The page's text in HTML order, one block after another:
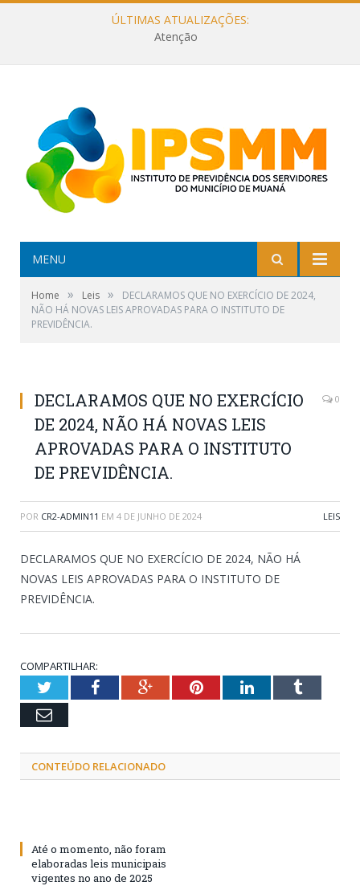
ÚLTIMAS ATUALIZAÇÕES:
Atenção
MENU
Home » Leis »
DECLARAMOS QUE NO EXERCÍCIO DE 2024,
NÃO HÁ NOVAS LEIS APROVADAS PARA O INSTITUTO DE
PREVIDÊNCIA.
DECLARAMOS QUE NO EXERCÍCIO
DE 2024, NÃO HÁ NOVAS LEIS
APROVADAS PARA O INSTITUTO
DE PREVIDÊNCIA.
0
POR CR2-ADMIN11 EM 4 DE JUNHO DE 2024 LEIS
DECLARAMOS QUE NO EXERCÍCIO DE 2024, NÃO HÁ
NOVAS LEIS APROVADAS PARA O INSTITUTO DE
PREVIDÊNCIA.
COMPARTILHAR:
TwitterFacebookGoogle+PinterestLinkedInTumblr
Email
CONTEÚDO RELACIONADO
Até o momento, não foram
elaboradas leis municipais
vigentes no ano de 2025